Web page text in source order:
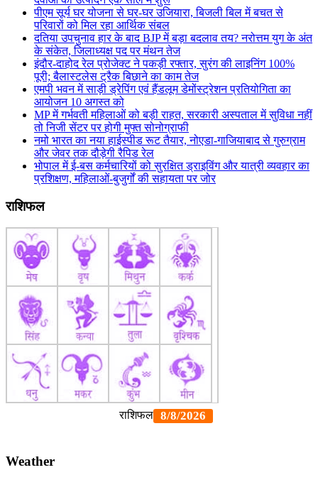
पीएम सूर्य घर योजना से घर-घर उजियारा, बिजली बिल में बचत से
परिवारों को मिल रहा आर्थिक संबल
दतिया उपचुनाव हार के बाद BJP में बड़ा बदलाव तय? नरोत्तम युग के अंत
के संकेत, जिलाध्यक्ष पद पर मंथन तेज
इंदौर-दाहोद रेल प्रोजेक्ट ने पकड़ी रफ्तार, सुरंग की लाइनिंग 100%
पूरी; बैलास्टलेस ट्रैक बिछाने का काम तेज
एमपी भवन में साड़ी ड्रेपिंग एवं हैंडलूम डेमोंस्ट्रेशन प्रतियोगिता का
आयोजन 10 अगस्त को
MP में गर्भवती महिलाओं को बड़ी राहत, सरकारी अस्पताल में सुविधा नहीं
तो निजी सेंटर पर होगी मुफ्त सोनोग्राफी
नमो भारत का नया हाईस्पीड रूट तैयार, नोएडा-गाजियाबाद से गुरुग्राम
और जेवर तक दौड़ेगी रैपिड रेल
भोपाल में ई-बस कर्मचारियों को सुरक्षित ड्राइविंग और यात्री व्यवहार का
प्रशिक्षण, महिलाओं-बुजुर्गों की सहायता पर जोर
राशिफल
Weather